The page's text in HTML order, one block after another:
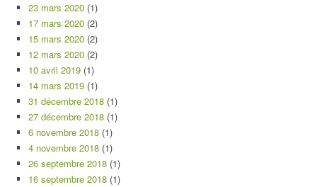
23 mars 2020 (1)
17 mars 2020 (2)
15 mars 2020 (2)
12 mars 2020 (2)
10 avril 2019 (1)
14 mars 2019 (1)
31 décembre 2018 (1)
27 décembre 2018 (1)
6 novembre 2018 (1)
4 novembre 2018 (1)
26 septembre 2018 (1)
16 septembre 2018 (1)